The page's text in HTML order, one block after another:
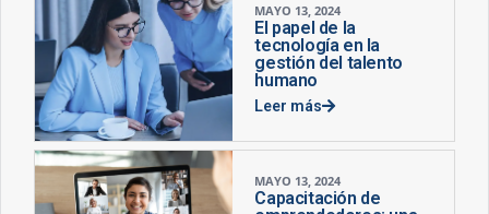
MAYO 13, 2024
El papel de la
tecnología en la
gestión del talento
humano
Leer más
MAYO 13, 2024
Capacitación de